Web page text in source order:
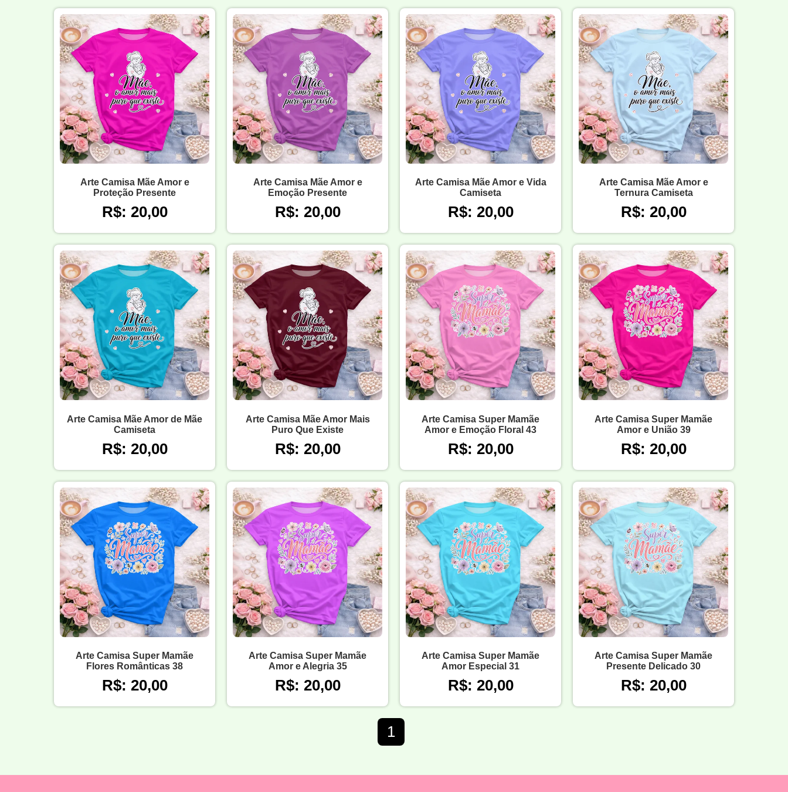
Arte Camisa Mãe Amor e
Proteção Presente
R$: 20,00
Arte Camisa Mãe Amor e
Emoção Presente
R$: 20,00
Arte Camisa Mãe Amor e Vida
Camiseta
R$: 20,00
Arte Camisa Mãe Amor e
Ternura Camiseta
R$: 20,00
Arte Camisa Mãe Amor de Mãe
Camiseta
R$: 20,00
Arte Camisa Mãe Amor Mais
Puro Que Existe
R$: 20,00
Arte Camisa Super Mamãe
Amor e Emoção Floral 43
R$: 20,00
Arte Camisa Super Mamãe
Amor e União 39
R$: 20,00
Arte Camisa Super Mamãe
Flores Românticas 38
R$: 20,00
Arte Camisa Super Mamãe
Amor e Alegria 35
R$: 20,00
Arte Camisa Super Mamãe
Amor Especial 31
R$: 20,00
Arte Camisa Super Mamãe
Presente Delicado 30
R$: 20,00
1